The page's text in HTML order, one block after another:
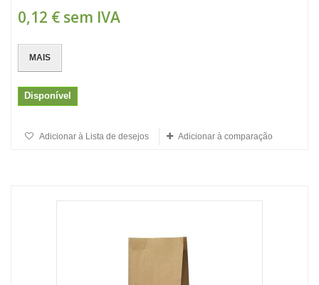
0,12 € sem IVA
MAIS
Disponível
Adicionar à Lista de desejos Adicionar à comparação